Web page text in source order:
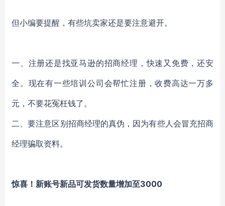
但小编要提醒，有些坑卖家还是要注意避开。
一、 注册还是找亚马逊的招商经理，快速又免费，还安
全。现在有一些培训公司会帮忙注册，收费高达一万多
元，不要花冤枉钱了。
二、要注意区别招商经理的真伪，因为有些人会冒充招商
经理骗取资料。
惊喜！新账号新品可发货数量增加至3000